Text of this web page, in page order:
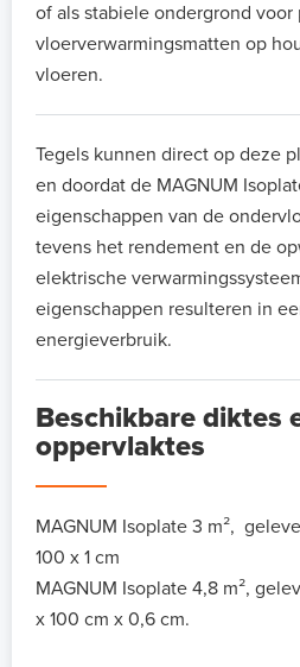
of als stabiele ondergrond voor
vloerverwarmingsmatten op
vloeren.
Tegels kunnen direct op deze
en doordat de MAGNUM
eigenschappen van de
tevens het rendement en de
elektrische
eigenschappen resulteren in
energieverbruik.
Beschikbare diktes
oppervlaktes
MAGNUM Isoplate 3 m²,
100 x 1 cm
MAGNUM Isoplate 4,8 m²,
x 100 cm x 0,6 cm.